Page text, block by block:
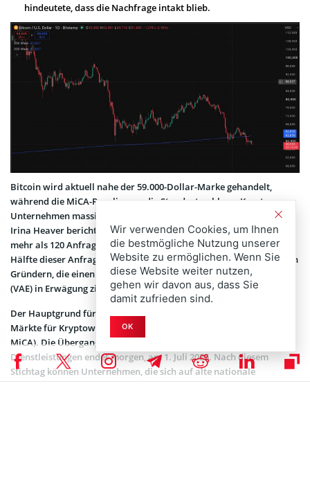
hindeutete, dass die Nachfrage intakt blieb.
Bitcoin wird aktuell nahe der 59.000-Dollar-Marke gehandelt,
während die MiCA-Regulierung die Standortwahl von Krypto-
Unternehmen massiv beeinflusst. Die in Dubai ansässige Anwältin
Irina Heaver berichtet, dass ihre Kanzlei mittlerweile wöchentlich
mehr als 120 Anfragen für Standortverlagerungen erhält. Etwa die
Hälfte dieser Anfragen stammt Berichten zufolge von europäischen
Gründern, die einen Umzug in die Vereinigten Arabischen Emirate
(VAE) in Erwägung ziehen.
Der Hauptgrund für diese Entwicklung ist die Verordnung über
Märkte für Kryptowerte (Markets in Crypto-Assets Regulation, kurz
MiCA). Die Übergangsfrist für Anbieter von Krypto-
Dienstleistungen endet morgen, am 1. Juli 2026. Nach diesem
Stichtag können Unternehmen, die sich auf alte nationale
Genehmigungen verlassen, EU-Kunden nicht mehr legal bedienen,
Wir verwenden Cookies, um Ihnen
die bestmögliche Nutzung unserer
Website zu ermöglichen. Wenn Sie
diese Website weiter nutzen,
gehen wir davon aus, dass Sie
damit zufrieden sind.
OK